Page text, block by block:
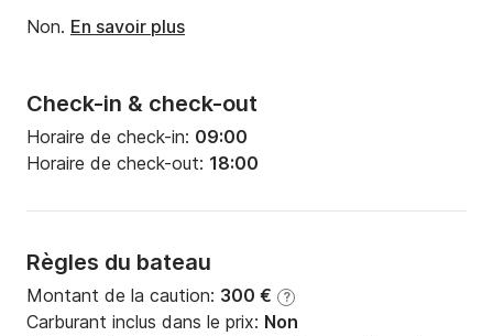
Check-in & check-out
Horaire de check-in: 09:00
Horaire de check-out: 18:00
Règles du bateau
Montant de la caution: 300 € ?
Carburant inclus dans le prix: Non
Non. En savoir plus